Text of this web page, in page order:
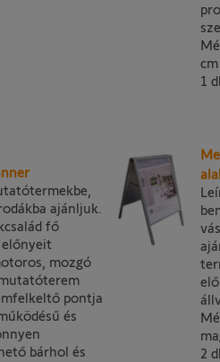
1
ajánljuk.
fő
mozgó
pontja
és
bárhol és
2